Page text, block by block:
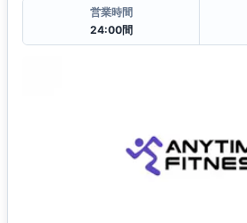
営業時間
24:00間